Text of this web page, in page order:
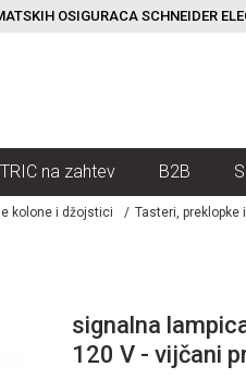
OSIGURACA SCHNEIDER
na zahtev B2B
kolone i džojstici Tasteri,
signalna
120 V - vijčani